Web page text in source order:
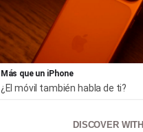
Más que un iPhone
¿El móvil también habla de ti?
DISCOVER WITH